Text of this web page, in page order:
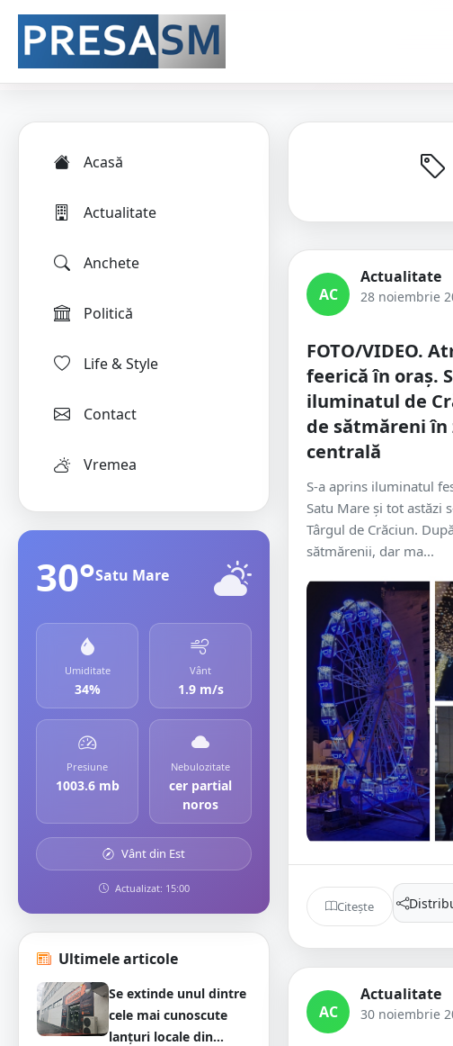
Acasă
Actualitate
Anchete
Politică
Life & Style
Contact
Vremea
30°Satu Mare
Umiditate
34%
Vânt
1.9 m/s
Presiune
1003.6 mb
Nebulozitate
cer partial
noros
Vânt din Est
Actualizat: 15:00
Ultimele articole
Se extinde unul dintre
cele mai cunoscute
lanțuri locale din...
AC
Actualitate
28 noiembrie
FOTO/VIDEO.
feerică în oraș.
iluminatul de
de sătmăreni în
centrală
S-a aprins iluminatul
Satu Mare și tot astăzi
Târgul de Crăciun.
sătmărenii, dar ma...
Citește
AC
Actualitate
30 noiembrie